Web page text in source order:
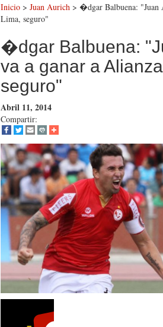
Inicio > Juan Aurich > �dgar Balbuena: "Juan
Lima, seguro"
�dgar Balbuena:
va a ganar a
seguro"
Abril 11, 2014
Compartir: